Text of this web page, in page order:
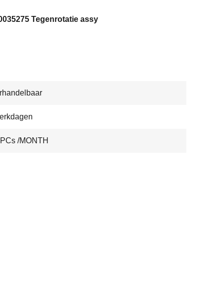
Tegenrotatie assy
/MONTH